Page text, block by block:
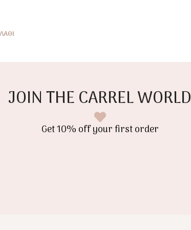
JOIN THE CARREL WORLD
Get 10% off your first order